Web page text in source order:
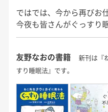
ではでは、今から再びお
今夜も皆さんがぐっすり
友野なおの書籍
新刊は『
すり睡眠法』です。